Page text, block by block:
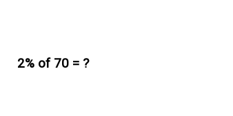
2% of 70 = ?